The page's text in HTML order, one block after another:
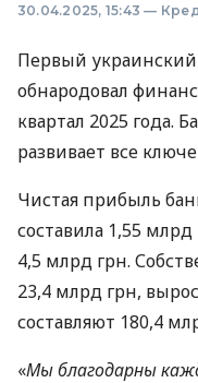
30.04.2025, 15:43 —
Первый
обнародовал
квартал 2025 года.
развивает все
Чистая прибыль
составила 1,55
4,5 млрд грн.
23,4 млрд грн,
составляют 180,4
«Мы благодарны